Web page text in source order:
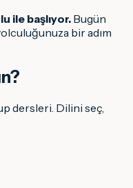
ile başlıyor. Bugün
bir adım
?
dersleri. Dilini seç,